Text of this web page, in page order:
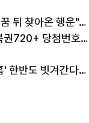
뒤 찾아온 행운"…
720+ 당첨번호조
' 한반도 빗겨간다…